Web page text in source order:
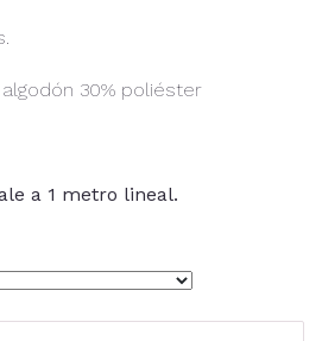
algodón 30% poliéster
a 1 metro lineal.